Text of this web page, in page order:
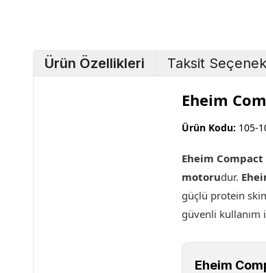
Ürün Özellikleri Taksit
Eheim
Ürün Kodu: 105-
Eheim Compact
motorudur.
güçlü protein
güvenli kullanım
Eheim